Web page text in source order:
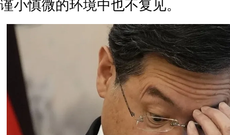
谨小慎微的环境中也不复见。